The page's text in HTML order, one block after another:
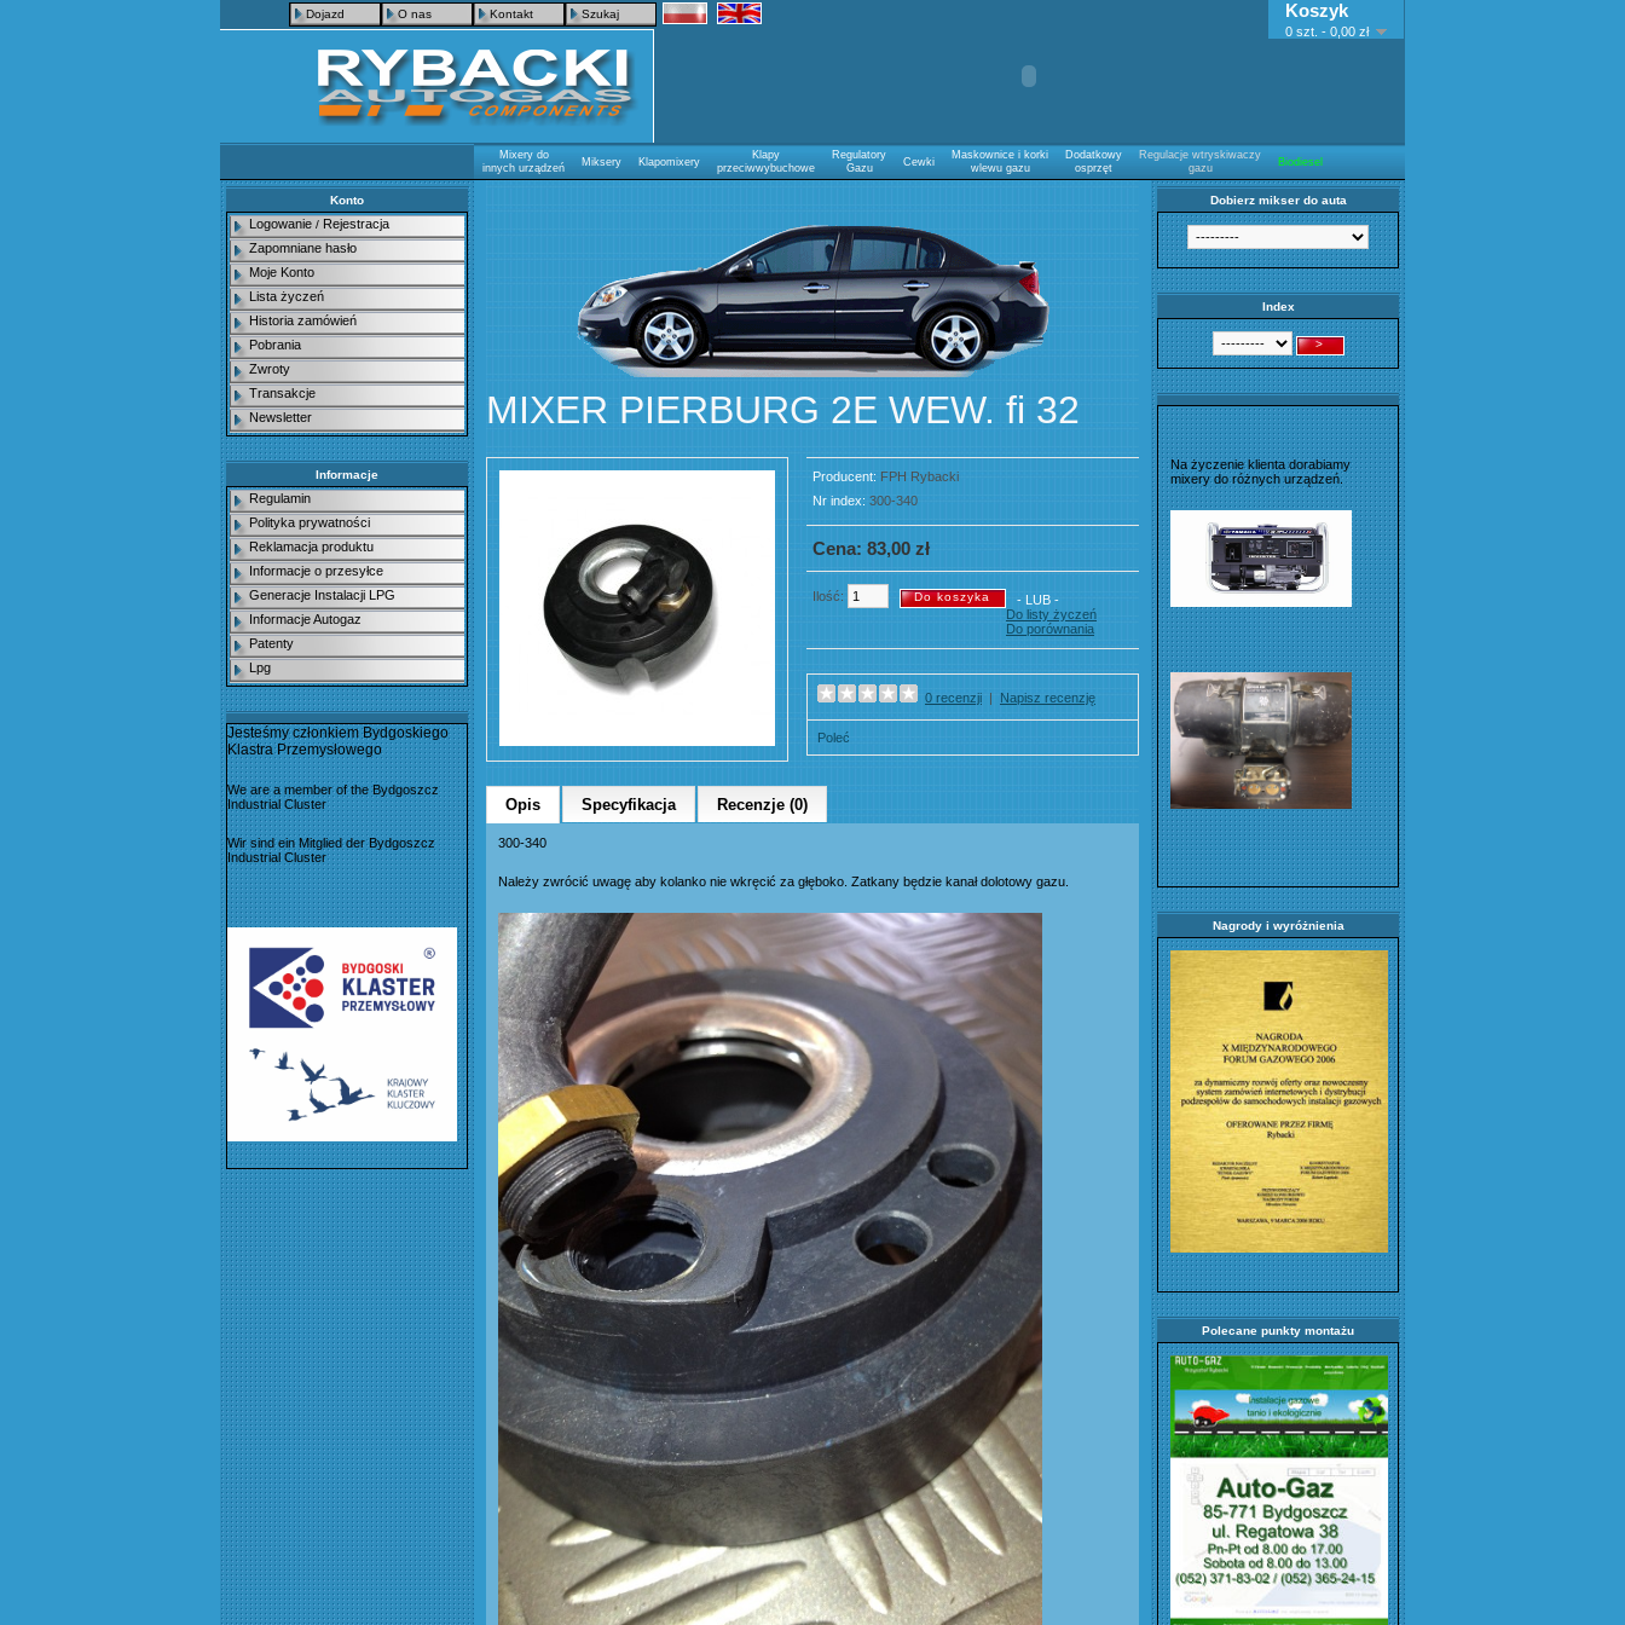
Szukaj
Kontakt
O nas
Dojazd Koszyk
0 szt. - 0,00 zł
Mixery do
innych urządzeń
Miksery Klapomixery
Klapy
przeciwwybuchowe
Regulatory
Gazu
Cewki
Maskownice i korki
wlewu gazu
Dodatkowy
osprzęt
Regulacje wtryskiwaczy
gazu
Biodiesel
Konto
Logowanie / Rejestracja
Zapomniane hasło
Moje Konto
Lista życzeń
Historia zamówień
Pobrania
Zwroty
Transakcje
Newsletter
Informacje
Regulamin
Polityka prywatności
Reklamacja produktu
Informacje o przesyłce
Generacje Instalacji LPG
Informacje Autogaz
Patenty
Lpg
Jesteśmy członkiem Bydgoskiego
Klastra Przemysłowego
We are a member of the Bydgoszcz
Industrial Cluster
Wir sind ein Mitglied der Bydgoszcz
Industrial Cluster
Dobierz mikser do auta
Index
Na życzenie klienta dorabiamy
mixery do różnych urządzeń.
Nagrody i wyróżnienia
Polecane punkty montażu
MIXER PIERBURG 2E WEW. fi 32
Producent: FPH Rybacki
Nr index: 300-340
Cena: 83,00 zł
Ilość:
- LUB -
Do listy życzeń
Do porównania
0 recenzji | Napisz recenzję
Poleć
Opis Specyfikacja Recenzje (0)
300-340
Należy zwrócić uwagę aby kolanko nie wkręcić za głęboko. Zatkany będzie kanał dolotowy gazu.